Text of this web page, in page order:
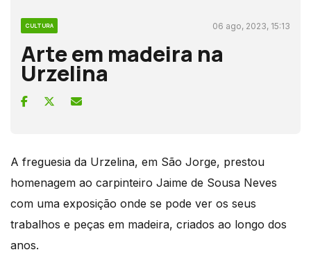
CULTURA 06 ago, 2023, 15:13
Arte em madeira na
Urzelina
A freguesia da Urzelina, em São Jorge, prestou
homenagem ao carpinteiro Jaime de Sousa Neves
com uma exposição onde se pode ver os seus
trabalhos e peças em madeira, criados ao longo dos
anos.